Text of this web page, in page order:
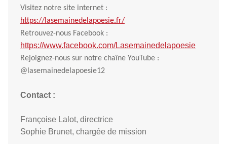
Visitez notre site internet :
https://lasemainedelapoesie.fr/
Retrouvez-nous Facebook :
https://www.facebook.com/Lasemainedelapoesie
Rejoignez-nous sur notre chaîne YouTube :
@lasemainedelapoesie12
Contact :
Françoise Lalot, directrice
Sophie Brunet, chargée de mission